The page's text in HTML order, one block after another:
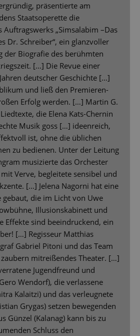
präsentierte am
Staatsoperette die
„Simsalabim –Das
Dr. Schreiber“, ein glanzvoller
der Biografie des berühmten
[…] Die Revue einer
deutscher Geschichte […]
und ließ den Premieren-
Erfolg werden. […] Martin G.
die Elena Kats-Chernin
Musik goss […] ideenreich,
ist, ohne die üblichen
zu bedienen. Unter der Leitung
musizierte das Orchester
Verve, begleitete sensibel und
[…] Jelena Nagorni hat eine
die im Licht von Uwe
Illusionskabinett und
Effekte sind beeindruckend, ein
[…] Regisseur Matthias
Gabriel Pitoni und das Team
mitreißendes Theater. […]
Jugendfreund und
Wendorf), die verlassene
Kalaitzi) und das verleugnete
Grygas) setzen bewegenden
Günzel (Kalanag) kann bis zu
Schluss den